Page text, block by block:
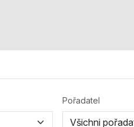
Pořadatel